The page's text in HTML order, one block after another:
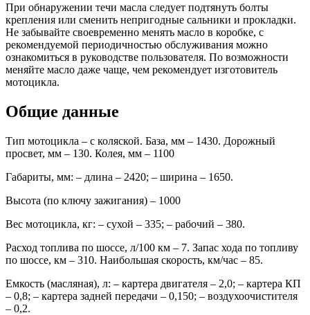
При обнаружении течи масла следует подтянуть болты
крепления или сменить непригодные сальники и прокладки.
Не забывайте своевременно менять масло в коробке, с
рекомендуемой периодичностью обслуживания можно
ознакомиться в руководстве пользователя. По возможности
меняйте масло даже чаще, чем рекомендует изготовитель
мотоцикла.
Общие данные
Тип мотоцикла – с коляской. База, мм – 1430. Дорожный
просвет, мм – 130. Колея, мм – 1100
Габариты, мм: – длина – 2420; – ширина – 1650.
Высота (по ключу зажигания) – 1000
Вес мотоцикла, кг: – сухой – 335; – рабочий – 380.
Расход топлива по шоссе, л/100 км – 7. Запас хода по топливу
по шоссе, км – 310. Наибольшая скорость, км/час – 85.
Емкость (масляная), л: – картера двигателя – 2,0; – картера КП
– 0,8; – картера задней передачи – 0,150; – воздухоочистителя
– 0,2.